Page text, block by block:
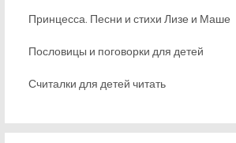
Принцесса. Песни и стихи Лизе и Маше
Пословицы и поговорки для детей
Считалки для детей читать